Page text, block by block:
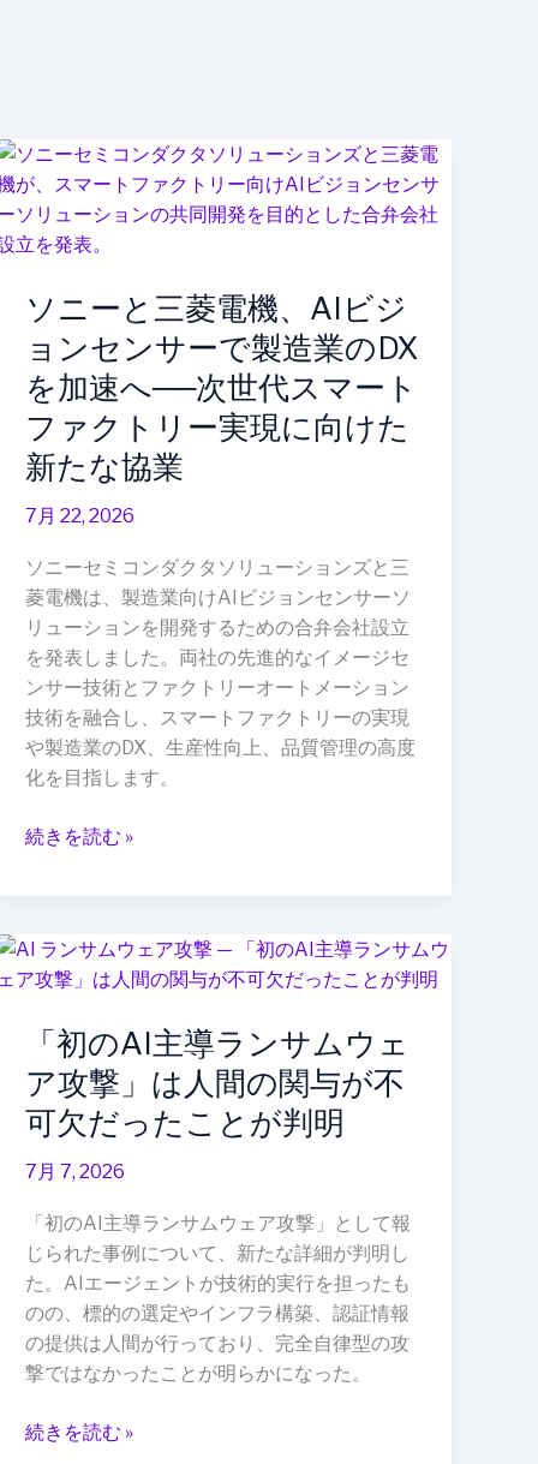
ソニーと三菱電機、AIビジ
ョンセンサーで製造業のDX
を加速へ──次世代スマート
ファクトリー実現に向けた
新たな協業
7月 22, 2026
ソニーセミコンダクタソリューションズと三
菱電機は、製造業向けAIビジョンセンサーソ
リューションを開発するための合弁会社設立
を発表しました。両社の先進的なイメージセ
ンサー技術とファクトリーオートメーション
技術を融合し、スマートファクトリーの実現
や製造業のDX、生産性向上、品質管理の高度
化を目指します。
ソ
ニ
ー
と
菱
機、
AI
ビ
ジ
ョ
ン
ン
サ
ー
で
製
造
業
の
を
──
次
世
ス
マ
ー
ト
ク
ト
リ
ー
実
に
続きを読む »
「初のAI主導ランサムウェ
ア攻撃」は人間の関与が不
可欠だったことが判明
7月 7, 2026
「初のAI主導ランサムウェア攻撃」として報
じられた事例について、新たな詳細が判明し
た。AIエージェントが技術的実行を担ったも
のの、標的の選定やインフラ構築、認証情報
の提供は人間が行っており、完全自律型の攻
撃ではなかったことが明らかになった。
「初
の
導
ラ
ン
サ
ム
ウ
ェ
ア
攻
撃」
は
間
続きを読む »